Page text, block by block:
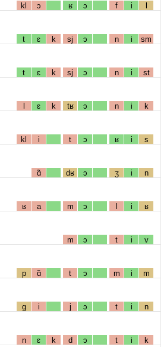
kl ɔ ʁ ɔ f i l
t ɛ k sj ɔ n i sm
t ɛ k sj ɔ n i st
l ɛ k tʁ ɔ n i k
kl i t ɔ ʁ i s
ɑ̃ dʁ ɔ ʒ i n
ʁ a m ɔ l i ʁ
m ɔ t i v
p ɑ̃ t ɔ m i m
g i j ɔ t i n
n ɛ k d ɔ t i k